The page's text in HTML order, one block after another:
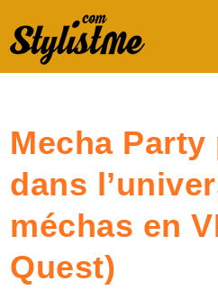
Mecha Party
dans
méchas en
Quest)